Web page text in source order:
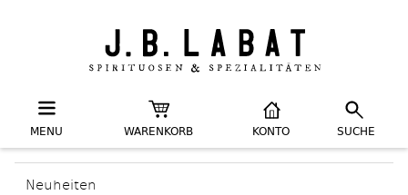
MENU WARENKORB KONTO SUCHE
Neuheiten